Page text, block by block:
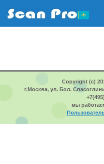
Copyright (c)
г.Москва, ул. Бол.
мы